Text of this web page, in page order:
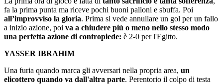
fa la prima punta ma riceve pochi buoni palloni e sbuffa. Poi
all’improvviso la gloria. Prima si vede annullare un gol per un fallo
a inizio azione, poi va a chiudere più o meno nello stesso modo
una perfetta azione di contropiede: è 2-0 per l'Egitto.
YASSER IBRAHIM
Una furia quando marca gli avversari nella propria area, un
elicottero quando va dall'altra parte. Perentorio il colpo di testa